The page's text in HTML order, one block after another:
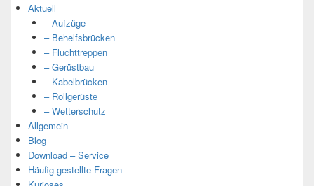
Aktuell
– Aufzüge
– Behelfsbrücken
– Fluchttreppen
– Gerüstbau
– Kabelbrücken
– Rollgerüste
– Wetterschutz
Allgemein
Blog
Download – Service
Häufig gestellte Fragen